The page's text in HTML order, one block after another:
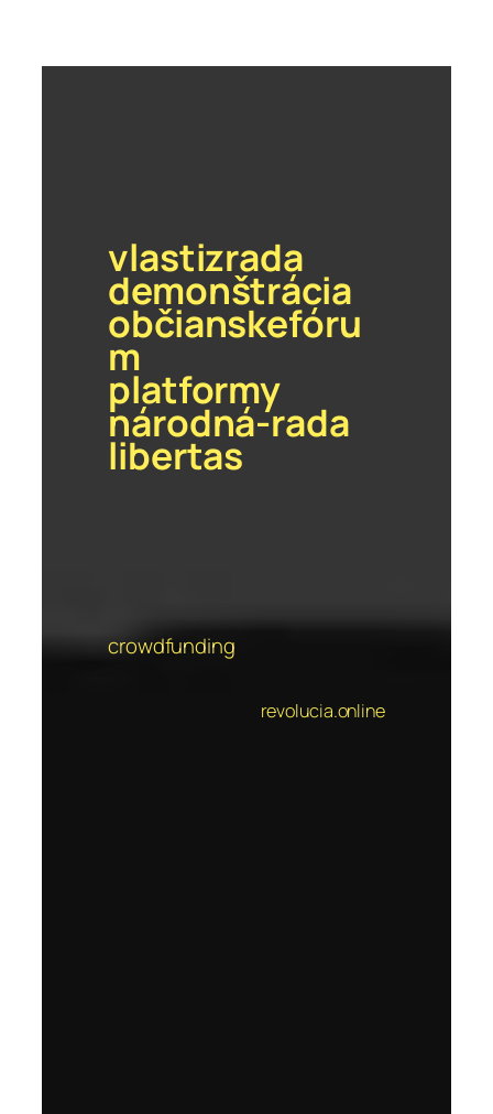
vlastizrada
demonštrácia
občianskefóru
m
platformy
národná-rada
libertas
crowdfunding
revolucia.online